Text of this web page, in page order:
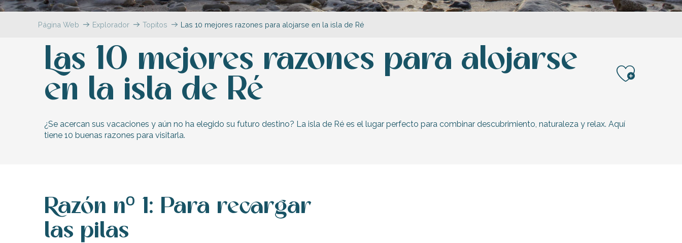
Portes-en-Ré
Martin-de-Ré
Página Web Explorador Topitos Las 10 mejores razones para alojarse en la isla de Ré
Las 10 mejores razones para alojarse
en la isla de Ré
¿Se acercan sus vacaciones y aún no ha elegido su futuro destino? La isla de Ré es el lugar perfecto para combinar descubrimiento, naturaleza y relax. Aquí
tiene 10 buenas razones para visitarla.
Razón nº 1: Para recargar
las pilas